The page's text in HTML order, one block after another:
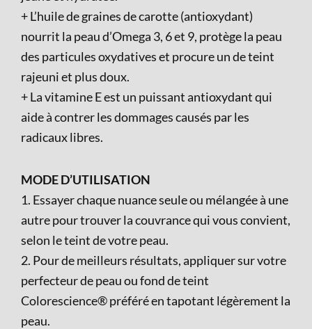
+ L’huile de graines de carotte (antioxydant)
nourrit la peau d’Omega 3, 6 et 9, protège la peau
des particules oxydatives et procure un de teint
rajeuni et plus doux.
+ La vitamine E est un puissant antioxydant qui
aide à contrer les dommages causés par les
radicaux libres.
MODE D’UTILISATION
1. Essayer chaque nuance seule ou mélangée à une
autre pour trouver la couvrance qui vous convient,
selon le teint de votre peau.
2. Pour de meilleurs résultats, appliquer sur votre
perfecteur de peau ou fond de teint
Colorescience® préféré en tapotant légèrement la
peau.